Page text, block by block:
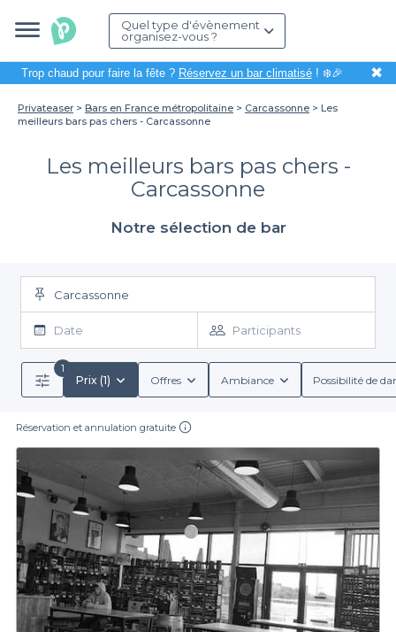
Quel type d'évènement
organisez-vous ?
Trop chaud pour faire la fête ? Réservez un bar climatisé! ❄️🎉 ✖
Privateaser Bars en France métropolitaine Carcassonne
Les
meilleurs bars pas chers - Carcassonne
Les meilleurs bars pas chers -
Carcassonne
Notre sélection de bar
Carcassonne
Date Participants
1
Prix (1)
Offres Ambiance Possibilité de
Réservation et annulation gratuite